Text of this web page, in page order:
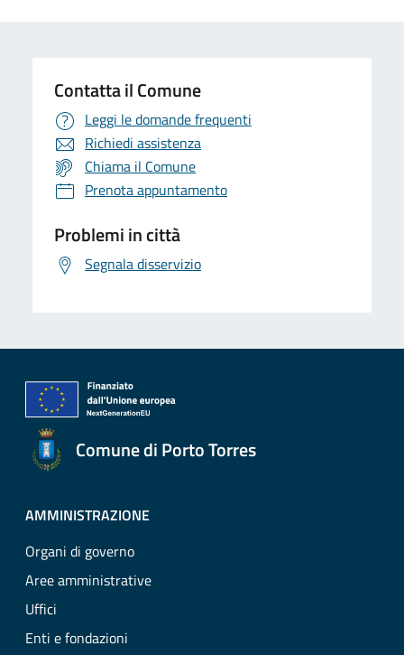
Contatta il Comune
Leggi le domande frequenti
Richiedi assistenza
Chiama il Comune
Prenota appuntamento
Problemi in città
Segnala disservizio
Comune di Porto Torres
AMMINISTRAZIONE
Organi di governo
Aree amministrative
Uffici
Enti e fondazioni